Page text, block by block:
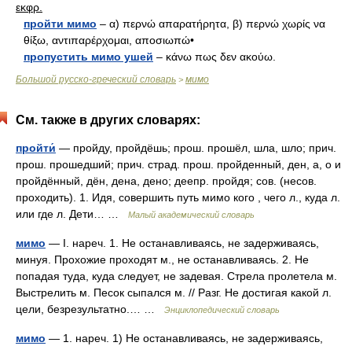
εκφρ.
пройти мимо – α) περνώ απαρατήρητα, β) περνώ χωρίς να
θίξω, αντιπαρέρχομαι, αποσιωπώ•
пропустить мимо ушей – κάνω πως δεν ακούω.
Большой русско-греческий словарь > мимо
См. также в других словарях:
пройти́ — пройду, пройдёшь; прош. прошёл, шла, шло; прич.
прош. прошедший; прич. страд. прош. пройденный, ден, а, о и
пройдённый, дён, дена, дено; деепр. пройдя; сов. (несов.
проходить). 1. Идя, совершить путь мимо кого , чего л., куда л.
или где л. Дети… …
Малый академический словарь
мимо — I. нареч. 1. Не останавливаясь, не задерживаясь,
минуя. Прохожие проходят м., не останавливаясь. 2. Не
попадая туда, куда следует, не задевая. Стрела пролетела м.
Выстрелить м. Песок сыпался м. // Разг. Не достигая какой л.
цели, безрезультатно.… …
Энциклопедический словарь
мимо — 1. нареч. 1) Не останавливаясь, не задерживаясь,